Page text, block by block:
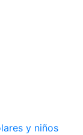
y niños